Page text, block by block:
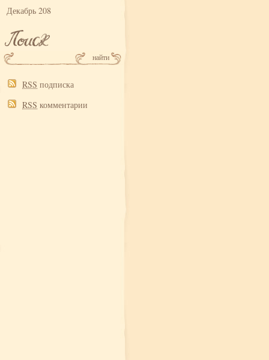
Декабрь 208
RSS подписка
RSS комментарии